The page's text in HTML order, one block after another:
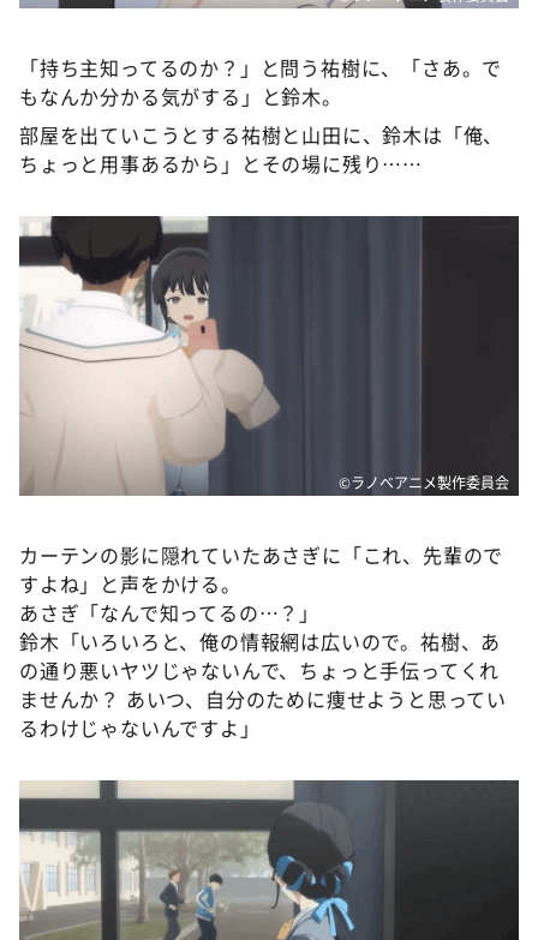
「持ち主知ってるのか？」と問う祐樹に、「さあ。で
もなんか分かる気がする」と鈴木。
部屋を出ていこうとする祐樹と山田に、鈴木は「俺、
ちょっと用事あるから」とその場に残り……
©ラノベアニメ製作委員会
カーテンの影に隠れていたあさぎに「これ、先輩ので
すよね」と声をかける。
あさぎ「なんで知ってるの…？」
鈴木「いろいろと、俺の情報網は広いので。祐樹、あ
の通り悪いヤツじゃないんで、ちょっと手伝ってくれ
ませんか？ あいつ、自分のために痩せようと思ってい
るわけじゃないんですよ」